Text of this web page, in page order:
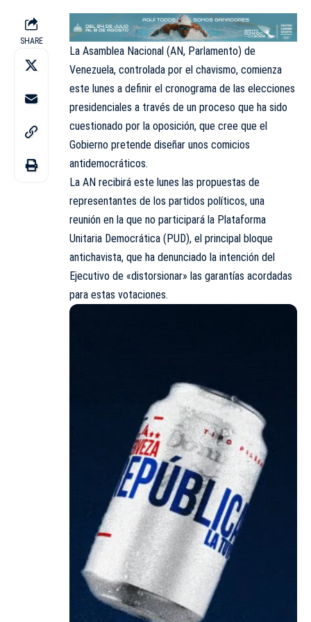
SHARE
La Asamblea Nacional (AN, Parlamento) de
Venezuela, controlada por el chavismo, comienza
este lunes a definir el cronograma de las elecciones
presidenciales a través de un proceso que ha sido
cuestionado por la oposición, que cree que el
Gobierno pretende diseñar unos comicios
antidemocráticos.
La AN recibirá este lunes las propuestas de
representantes de los partidos políticos, una
reunión en la que no participará la Plataforma
Unitaria Democrática (PUD), el principal bloque
antichavista, que ha denunciado la intención del
Ejecutivo de «distorsionar» las garantías acordadas
para estas votaciones.